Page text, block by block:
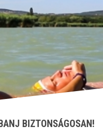
BIZTONSÁGOSAN!